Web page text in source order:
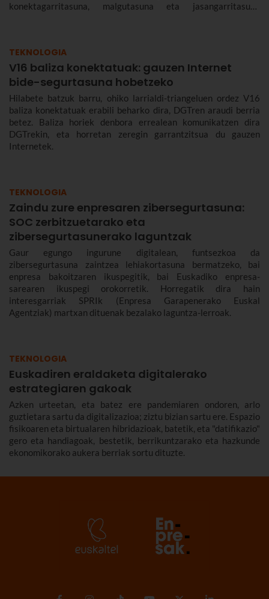
konektagarritasuna, malgutasuna eta jasangarritasuna
TEKNOLOGIA
V16 baliza konektatuak: gauzen Internet
bide-segurtasuna hobetzeko
Hilabete batzuk barru, ohiko larrialdi-triangeluen ordez V16
baliza konektatuak erabili beharko dira, DGTren araudi berria
betez. Baliza horiek denbora errealean komunikatzen dira
DGTrekin, eta horretan zeregin garrantzitsua du gauzen
Internetek.
TEKNOLOGIA
Zaindu zure enpresaren zibersegurtasuna:
SOC zerbitzuetarako eta
zibersegurtasunerako laguntzak
Gaur egungo ingurune digitalean, funtsezkoa da
zibersegurtasuna zaintzea lehiakortasuna bermatzeko, bai
enpresa bakoitzaren ikuspegitik, bai Euskadiko enpresa-
sarearen ikuspegi orokorretik. Horregatik dira hain
interesgarriak SPRIk (Enpresa Garapenerako Euskal
Agentziak) martxan dituenak bezalako laguntza-lerroak.
TEKNOLOGIA
Euskadiren eraldaketa digitalerako
estrategiaren gakoak
Azken urteetan, eta batez ere pandemiaren ondoren, arlo
guztietara sartu da digitalizazioa; ziztu bizian sartu ere. Espazio
fisikoaren eta birtualaren hibridazioak, batetik, eta "datifikazio"
gero eta handiagoak, bestetik, berrikuntzarako eta hazkunde
ekonomikorako aukera berriak sortu dituzte.